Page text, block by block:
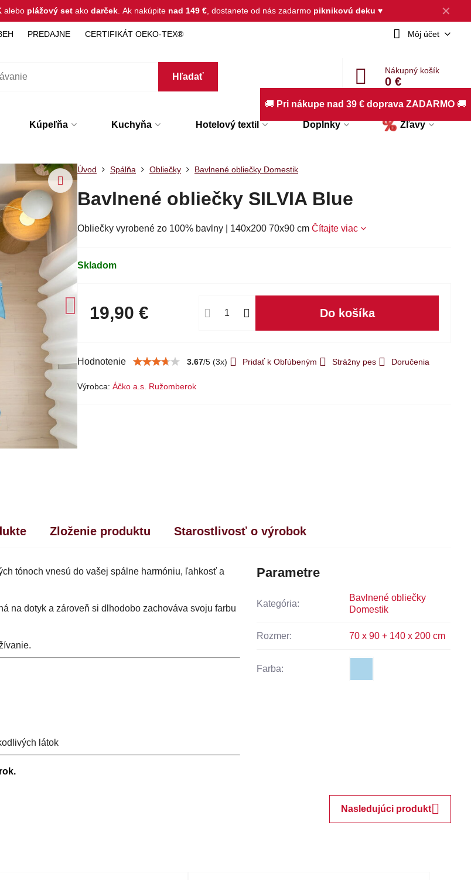
✕
alebo plážový set ako darček Ak nakúpite nad 149 € , dostanete od nás zadarmo piknikovú deku♥
PREDAJNE CERTIFIKÁT OEKO-TEX® Môj účet
Hľadať
Nákupný košík
0 €
Kúpeľňa Kuchyňa Hotelový textil Doplnky Zľavy
Úvod Spálňa Obliečky Bavlnené obliečky Domestik
Bavlnené obliečky SILVIA Blue
Obliečky vyrobené zo 100% bavlny | 140x200 70x90 cm Čítajte viac
Skladom
19,90 € Do košíka
Hodnotenie 3.67/5(3x) Pridať k Obľúbeným Strážny pes Doručenia
Výrobca: Áčko a.s. Ružomberok
🚚 Pri nákupe nad 39 € doprava ZADARMO 🚚
Zloženie produktu Starostlivosť o výrobok
tónoch vnesú do vašej spálne harmóniu, ľahkosť a
na dotyk a zároveň si dlhodobo zachováva svoju farbu
látok
Parametre
Kategória:
Bavlnené obliečky
Domestik
Rozmer: 70 x 90 + 140 x 200 cm
Farba:
Nasledujúci produkt